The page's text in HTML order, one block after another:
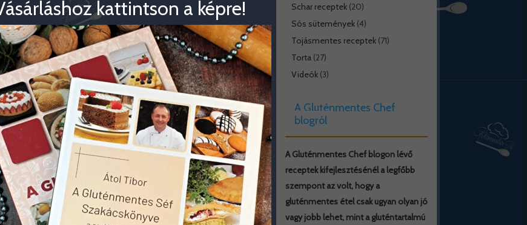
Schar receptek(20)
Sós sütemények(4)
Tojásmentes receptek(71)
Torta(27)
Videók(3)
A Gluténmentes Chef
blogról
A Gluténmentes Chef blogon lévő
receptek kifejlesztésénél a legfőbb
szempont az volt, hogy a
gluténmentes étel csak ugyan olyan jó
vagy jobb lehet, mint a gluténtartalmú
kattintson a képre!